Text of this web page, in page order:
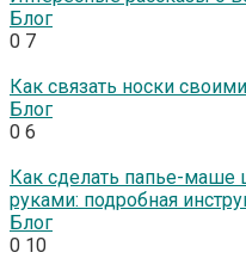
Блог
0 7
Как связать носки
Блог
0 6
Как сделать папье-
руками: подробная
Блог
0 10